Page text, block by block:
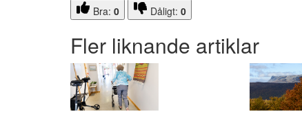
Bra: 0 Dåligt: 0
Fler liknande artiklar